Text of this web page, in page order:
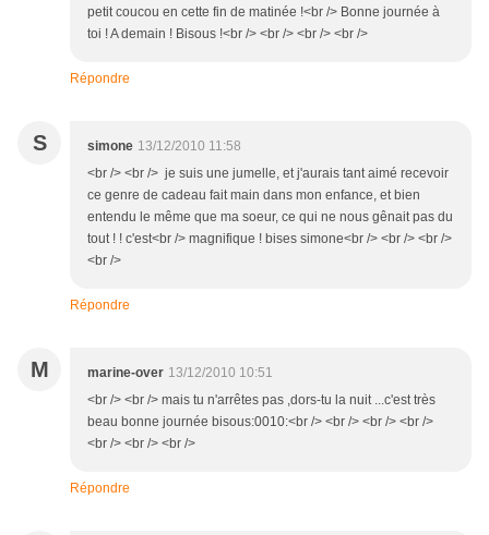
petit coucou en cette fin de matinée !<br /> Bonne journée à
toi ! A demain ! Bisous !<br /> <br /> <br /> <br />
Répondre
S simone 13/12/2010 11:58
<br /> <br /> je suis une jumelle, et j'aurais tant aimé recevoir
ce genre de cadeau fait main dans mon enfance, et bien
entendu le même que ma soeur, ce qui ne nous gênait pas du
tout ! ! c'est<br /> magnifique ! bises simone<br /> <br /> <br />
<br />
Répondre
M marine-over 13/12/2010 10:51
<br /> <br /> mais tu n'arrêtes pas ,dors-tu la nuit ...c'est très
beau bonne journée bisous:0010:<br /> <br /> <br /> <br />
<br /> <br /> <br />
Répondre